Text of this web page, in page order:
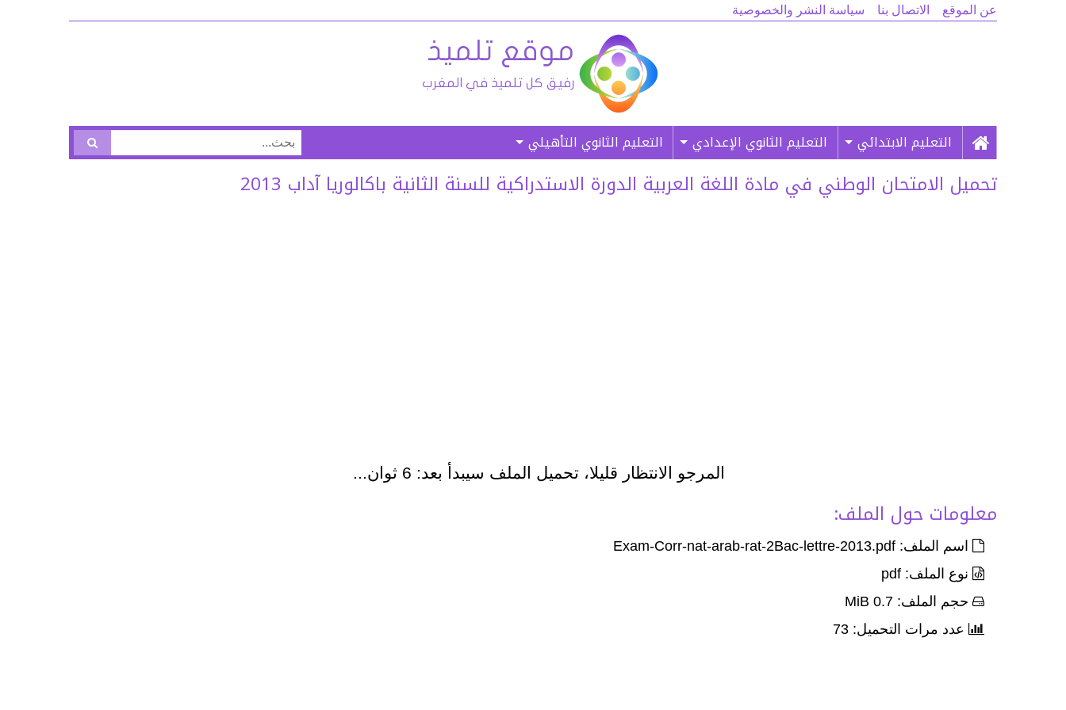
عن الموقع الاتصال بنا سياسة النشر والخصوصية
التعليم الابتدائي التعليم الثانوي الإعدادي التعليم الثانوي التأهيلي
البحث
عن:
تحميل الامتحان الوطني في مادة اللغة العربية الدورة الاستدراكية للسنة الثانية باكالوريا آداب 2013
المرجو الانتظار قليلا، تحميل الملف سيبدأ بعد: 6 ثوان...
معلومات حول الملف:
اسم الملف: Exam-Corr-nat-arab-rat-2Bac-lettre-2013.pdf
نوع الملف: pdf
حجم الملف: 0.7 MiB
عدد مرات التحميل: 73